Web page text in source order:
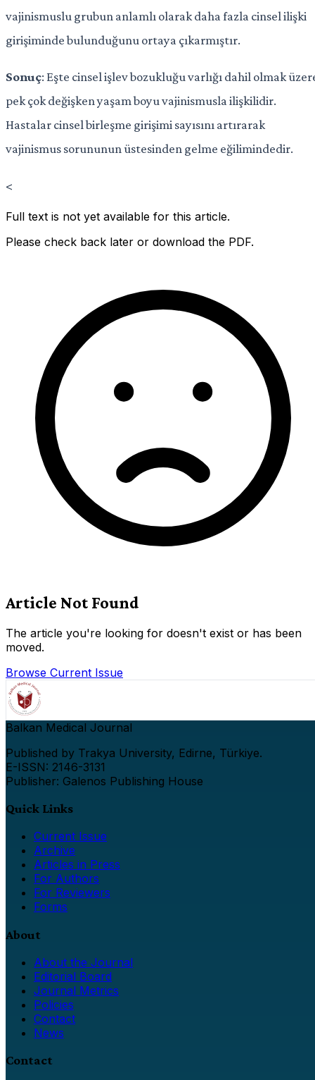
vajinismuslu grubun anlamlı olarak daha fazla cinsel ilişki
girişiminde bulunduğunu ortaya çıkarmıştır.
Sonuç: Eşte cinsel işlev bozukluğu varlığı dahil olmak
pek çok değişken yaşam boyu vajinismusla ilişkilidir.
Hastalar cinsel birleşme girişimi sayısını artırarak
vajinismus sorununun üstesinden gelme eğilimindedir.
<
Full text is not yet available for this article.
Please check back later or download the PDF.
Article Not Found
The article you're looking for doesn't exist or has been
moved.
Browse Current Issue
Balkan Medical Journal
Published by Trakya University, Edirne, Türkiye.
E-ISSN: 2146-3131
Publisher: Galenos Publishing House
Quick Links
Current Issue
Archive
Articles in Press
For Authors
For Reviewers
Forms
About
About the Journal
Editorial Board
Journal Metrics
Policies
Contact
News
Contact